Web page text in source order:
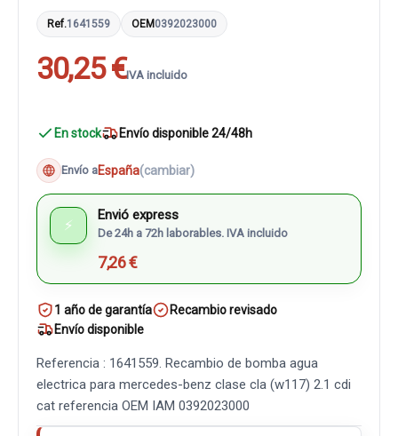
Ref.1641559 OEM0392023000
30,25 €IVA incluido
En stock Envío disponible 24/48h
Envío aEspaña(cambiar)
⚡
Envió express
De 24h a 72h laborables. IVA incluido
7,26 €
1 año de garantía
Recambio revisado
Envío disponible
Referencia : 1641559. Recambio de bomba agua
electrica para mercedes-benz clase cla (w117) 2.1 cdi
cat referencia OEM IAM 0392023000